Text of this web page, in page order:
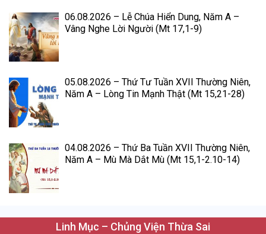
06.08.2026 – Lễ Chúa Hiển Dung, Năm A –
Vâng Nghe Lời Người (Mt 17,1-9)
05.08.2026 – Thứ Tư Tuần XVII Thường Niên,
Năm A – Lòng Tin Mạnh Thật (Mt 15,21-28)
04.08.2026 – Thứ Ba Tuần XVII Thường Niên,
Năm A – Mù Mà Dắt Mù (Mt 15,1-2.10-14)
Linh Mục – Chủng Viện Thừa Sai